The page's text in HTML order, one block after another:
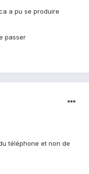
a pu se produire
passer
téléphone et non de